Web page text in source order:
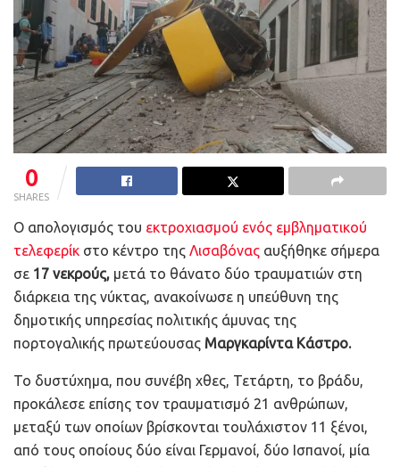
0
SHARES
Ο απολογισμός του εκτροχιασμού ενός εμβληματικού
τελεφερίκ στο κέντρο της Λισαβόνας αυξήθηκε σήμερα
σε 17 νεκρούς, μετά το θάνατο δύο τραυματιών στη
διάρκεια της νύκτας, ανακοίνωσε η υπεύθυνη της
δημοτικής υπηρεσίας πολιτικής άμυνας της
πορτογαλικής πρωτεύουσας Μαργκαρίντα Κάστρο.
Το δυστύχημα, που συνέβη χθες, Τετάρτη, το βράδυ,
προκάλεσε επίσης τον τραυματισμό 21 ανθρώπων,
μεταξύ των οποίων βρίσκονται τουλάχιστον 11 ξένοι,
από τους οποίους δύο είναι Γερμανοί, δύο Ισπανοί, μία